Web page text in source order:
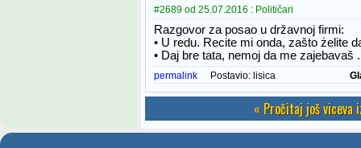
#2689 od 25.07.2016 : Političari
Razgovor za posao u državnoj firmi:
• U redu. Recite mi onda, zašto żelite
• Daj bre tata, nemoj da me zajebavaš
permalink Postavio: lisica
« Pročitaj još viceva